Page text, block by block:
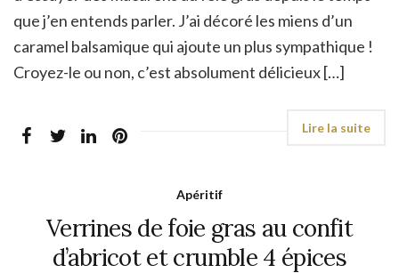
que j’en entends parler. J’ai décoré les miens d’un
caramel balsamique qui ajoute un plus sympathique !
Croyez-le ou non, c’est absolument délicieux […]
Apéritif
Verrines de foie gras au confit
d’abricot et crumble 4 épices